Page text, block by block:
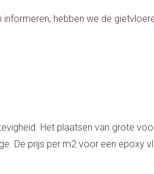
hebben we de
Het plaatsen van grote
De prijs per m2 voor een epoxy